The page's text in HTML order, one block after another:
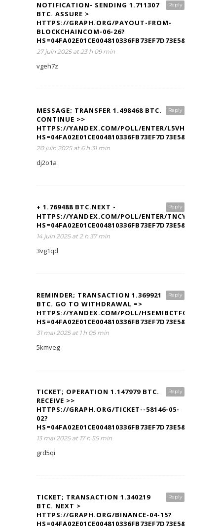
Reply
NOTIFICATION- SENDING 1.711307
BTC. ASSURE >
HTTPS://GRAPH.ORG/PAYOUT-FROM-
BLOCKCHAINCOM-06-26?
HS=04FA02E01CE004810336FB73EF7D73E5&
27 juin 2025 at 23 h 09 min
vgeh7z
Reply
MESSAGE; TRANSFER 1.498468 BTC.
CONTINUE >>
HTTPS://YANDEX.COM/POLL/ENTER/
HS=04FA02E01CE004810336FB73EF7D73E5&
20 juin 2025 at 6 h 31 min
dj2o1a
Reply
+ 1.769488 BTC.NEXT -
HTTPS://YANDEX.COM/POLL/ENTER/
HS=04FA02E01CE004810336FB73EF7D73E5&
14 juin 2025 at 2 h 37 min
3vg1qd
Reply
REMINDER; TRANSACTION 1.369921
BTC. GO TO WITHDRAWAL =>
HTTPS://YANDEX.COM/POLL/
HS=04FA02E01CE004810336FB73EF7D73E5&
31 mai 2025 at 1 h 05 min
5kmveg
Reply
TICKET; OPERATION 1.147979 BTC.
RECEIVE >>
HTTPS://GRAPH.ORG/TICKET--58146-05-
02?
HS=04FA02E01CE004810336FB73EF7D73E5&
13 mai 2025 at 17 h 55 min
grd5qi
Reply
TICKET; TRANSACTION 1.340219
BTC. NEXT >
HTTPS://GRAPH.ORG/BINANCE-04-15?
HS=04FA02E01CE004810336FB73EF7D73E5&